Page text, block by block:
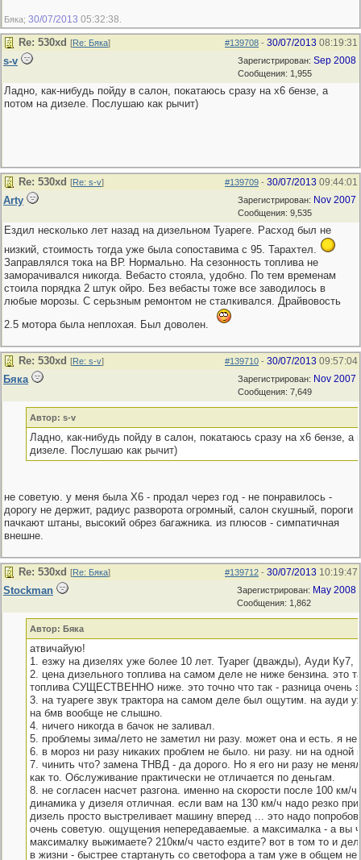
Бяка; 30/07/2013 05:32:38
#139708 - 30/07/2013 08:19:31
Re: 530хd [Re: Бяка]
Зарегистрирован: Sep 2008
Сообщения: 1,955
s-v
Ладно, как-нибудь пойду в салон, покатаюсь сразу на x6 бензе, а
потом на дизеле. Послушаю как рычит)
#139709 - 30/07/2013 09:44:01
Re: 530хd [Re: s-v]
Зарегистрирован: Nov 2007
Сообщения: 9,535
Arty
Ездил несколько лет назад на дизельном Туареге. Расход был не
низкий, стоимость тогда уже была сопоставима с 95. Тарахтел.
Заправлялся тока на ВР. Нормально. На сезонность топлива не
заморачивался никогда. Вебасто стояла, удобно. По тем временам
стоила порядка 2 штук ойро. Без вебасты тоже все заводилось в
любые морозы. С серьзным ремонтом не сталкивался. Драйвовость
2.5 мотора была неплохая. Был доволен.
#139710 - 30/07/2013 09:57:04
Re: 530хd [Re: s-v]
Зарегистрирован: Nov 2007
Сообщения: 7,649
Бяка
Автор: s-v
Ладно, как-нибудь пойду в салон, покатаюсь сразу на x6 бензе, а
дизеле. Послушаю как рычит)
не советую. у меня была Х6 - продал через год - не понравилось -
дорогу не держит, радиус разворота огромный, салон скушный, пороги
пачкают штаны, высокий обрез багажника. из плюсов - симпатичная
внешне.
#139712 - 30/07/2013 10:19:47
Re: 530хd [Re: Бяка]
Зарегистрирован: May 2008
Сообщения: 1,862
Stockman
Автор: Бяка
атвичайую!
1. езжу на дизелях уже более 10 лет. Туарег (дважды), Ауди
2. цена дизельного топлива на самом деле не ниже бензина. это
топлива СУЩЕСТВЕННО ниже. это точно что так - разница очень
3. на туареге звук трактора на самом деле был ощутим. на ауди
на бмв вообще не слышно.
4. ничего никогда в бачок не заливал.
5. проблемы зима/лето не заметил ни разу. может она и есть. я не
6. в мороз ни разу никаких проблем не было. ни разу. ни на одной
7. чинить что? замена ТНВД - да дорого. Но я его ни разу не
как то. Обслуживание практически не отличается по деньгам.
8. не согласен насчет разгона. именно на скорости после 100 км/ч
динамика у дизеля отличная. если вам на 130 км/ч надо резко
дизель просто выстреливает машину вперед ... это надо
очень советую. ощущения непередаваемые. а максималка - а вы
максималку выжимаете? 210км/ч часто ездите? вот в том то и
в жизни - быстрее стартануть со светофора а там уже в общем не